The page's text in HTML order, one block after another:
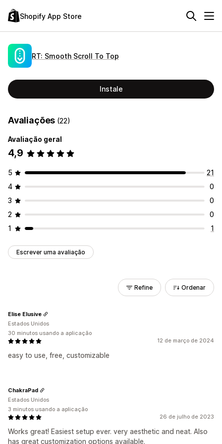
Shopify App Store
RT: Smooth Scroll To Top
Instale
Avaliações (22)
Avaliação geral
4,9
5
21
4
0
3
0
2
0
1
1
Escrever uma avaliação
Refine Ordenar
12 de março de 2024
easy to use, free, customizable
Elise Elusive
Estados Unidos
30 minutos usando a aplicação
26 de julho de 2023
Works great! Easiest setup ever. very aesthetic and neat. Also
has great customization options available.
ChakraPad
Estados Unidos
3 minutos usando a aplicação